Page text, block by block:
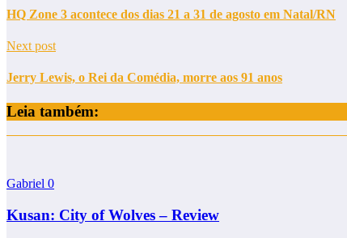
HQ Zone 3 acontece dos dias 21 a 31 de agosto em Natal/RN
Next post
Jerry Lewis, o Rei da Comédia, morre aos 91 anos
Leia também:
Gabriel 0
Kusan: City of Wolves – Review